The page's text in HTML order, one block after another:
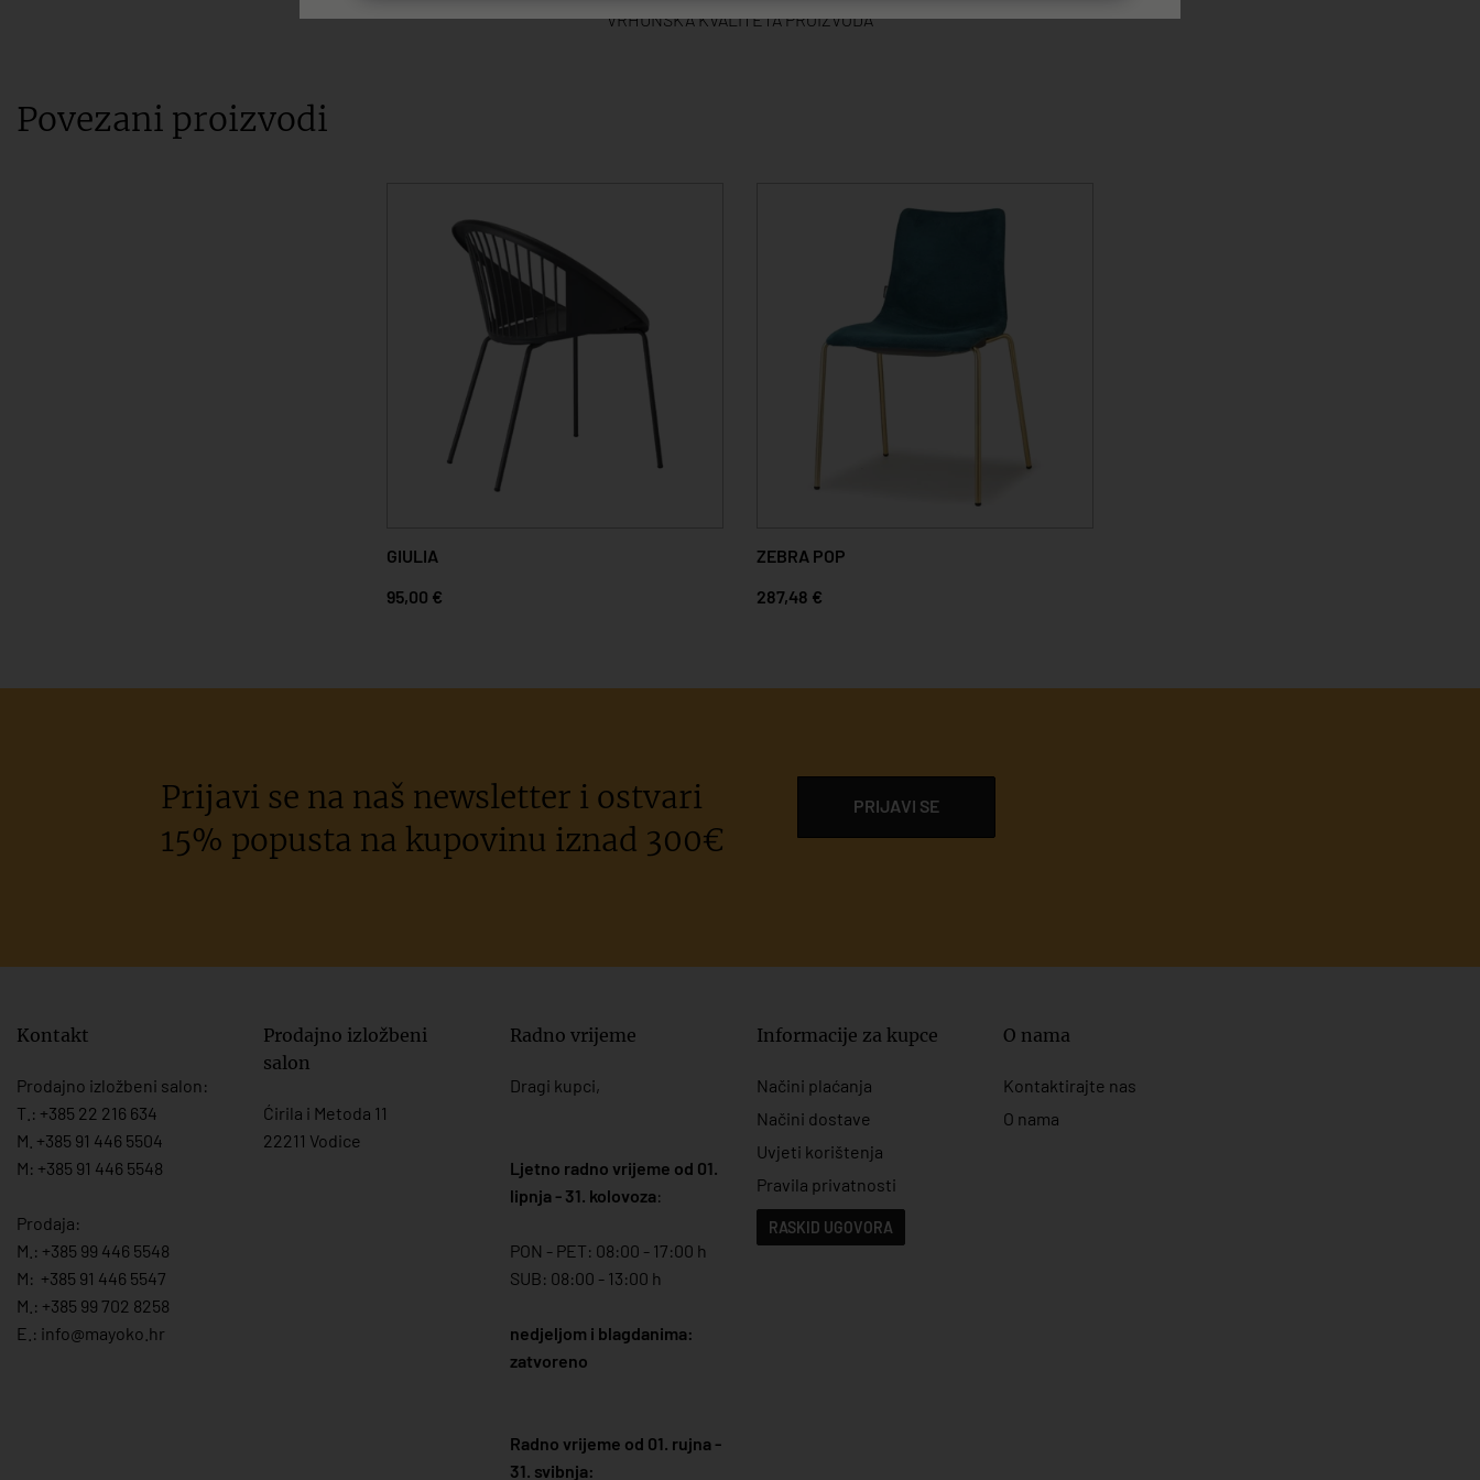
VRHUNSKA KVALITETA PROIZVODA
Povezani proizvodi
GIULIA
95,00 €
ZEBRA POP
287,48 €
Prijavi se na naš newsletter i ostvari
15% popusta na kupovinu iznad 300€
PRIJAVI SE
Kontakt
Prodajno izložbeni salon:
T.: +385 22 216 634
M. +385 91 446 5504
M: +385 91 446 5548
Prodaja:
M.: +385 99 446 5548
M: +385 91 446 5547
M.: +385 99 702 8258
E.: info@mayoko. hr
Prodajno izložbeni
salon
Ćirila i Metoda 11
22211 Vodice
Radno vrijeme
Dragi kupci,
Ljetno radno vrijeme od 01.
lipnja - 31. kolovoza:
PON - PET: 08:00 - 17:00 h
SUB: 08:00 - 13:00 h
nedjeljom i blagdanima:
zatvoreno
Radno vrijeme od 01. rujna -
31. svibnja:
Informacije za kupce
Načini plaćanja
Načini dostave
Uvjeti korištenja
Pravila privatnosti
RASKID UGOVORA
O nama
Kontaktirajte nas
O nama